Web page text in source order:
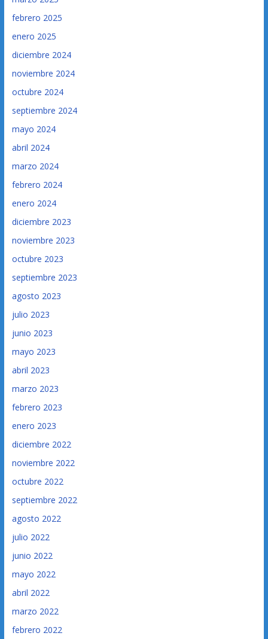
febrero 2025
enero 2025
diciembre 2024
noviembre 2024
octubre 2024
septiembre 2024
mayo 2024
abril 2024
marzo 2024
febrero 2024
enero 2024
diciembre 2023
noviembre 2023
octubre 2023
septiembre 2023
agosto 2023
julio 2023
junio 2023
mayo 2023
abril 2023
marzo 2023
febrero 2023
enero 2023
diciembre 2022
noviembre 2022
octubre 2022
septiembre 2022
agosto 2022
julio 2022
junio 2022
mayo 2022
abril 2022
marzo 2022
febrero 2022